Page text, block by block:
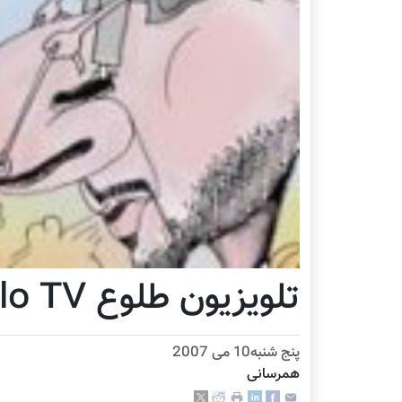
تلویزیون طلوع Tolo TV
پنج شنبه10 می 2007
همرسانی